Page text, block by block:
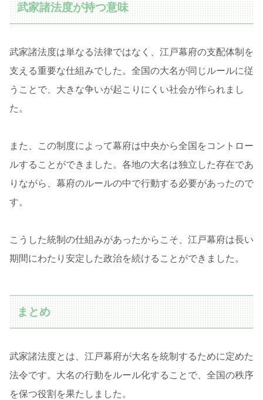
武家諸法度が持つ意味
武家諸法度は単なる法律ではなく、江戸幕府の支配体制を
支える重要な仕組みでした。全国の大名が同じルールに従
うことで、大きな争いが起こりにくい社会が作られまし
た。
また、この制度によって幕府は中央から全国をコントロー
ルすることができました。各地の大名は独立した存在であ
りながら、幕府のルールの中で行動する必要があったので
す。
こうした統制の仕組みがあったからこそ、江戸幕府は長い
期間にわたり安定した政治を続けることができました。
まとめ
武家諸法度とは、江戸幕府が大名を統制するために定めた
法令です。大名の行動をルール化することで、全国の秩序
を保つ役割を果たしました。